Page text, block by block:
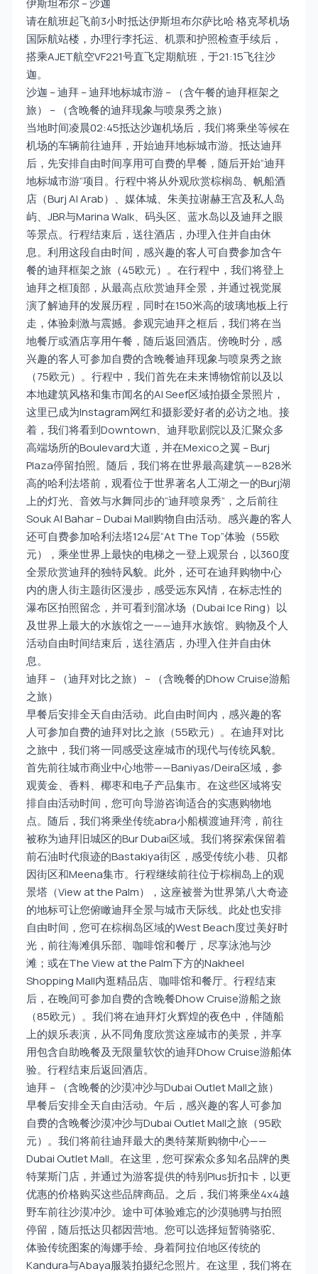
伊斯坦布尔 – 沙迦
请在航班起飞前3小时抵达伊斯坦布尔萨比哈·格克琴机场
国际航站楼，办理行李托运、机票和护照检查手续后，
搭乘AJET航空VF221号直飞定期航班，于21:15飞往沙
迦。
沙迦 – 迪拜 – 迪拜地标城市游 – （含午餐的迪拜框架之
旅） – （含晚餐的迪拜现象与喷泉秀之旅）
当地时间凌晨02:45抵达沙迦机场后，我们将乘坐等候在
机场的车辆前往迪拜，开始迪拜地标城市游。抵达迪拜
后，先安排自由时间享用可自费的早餐，随后开始“迪拜
地标城市游”项目。行程中将从外观欣赏棕榈岛、帆船酒
店（Burj Al Arab）、媒体城、朱美拉谢赫王宫及私人岛
屿、JBR与Marina Walk、码头区、蓝水岛以及迪拜之眼
等景点。行程结束后，送往酒店，办理入住并自由休
息。利用这段自由时间，感兴趣的客人可自费参加含午
餐的迪拜框架之旅（45欧元）。在行程中，我们将登上
迪拜之框顶部，从最高点欣赏迪拜全景，并通过视觉展
演了解迪拜的发展历程，同时在150米高的玻璃地板上行
走，体验刺激与震撼。参观完迪拜之框后，我们将在当
地餐厅或酒店享用午餐，随后返回酒店。傍晚时分，感
兴趣的客人可参加自费的含晚餐迪拜现象与喷泉秀之旅
（75欧元）。行程中，我们首先在未来博物馆前以及以
本地建筑风格和集市闻名的Al Seef区域拍摄全景照片，
这里已成为Instagram网红和摄影爱好者的必访之地。接
着，我们将看到Downtown、迪拜歌剧院以及汇聚众多
高端场所的Boulevard大道，并在Mexico之翼 – Burj
Plaza停留拍照。随后，我们将在世界最高建筑——828米
高的哈利法塔前，观看位于世界著名人工湖之一的Burj湖
上的灯光、音效与水舞同步的“迪拜喷泉秀”，之后前往
Souk Al Bahar – Dubai Mall购物自由活动。感兴趣的客人
还可自费参加哈利法塔124层“At The Top”体验（55欧
元），乘坐世界上最快的电梯之一登上观景台，以360度
全景欣赏迪拜的独特风貌。此外，还可在迪拜购物中心
内的唐人街主题街区漫步，感受远东风情，在标志性的
瀑布区拍照留念，并可看到溜冰场（Dubai Ice Ring）以
及世界上最大的水族馆之一——迪拜水族馆。购物及个人
活动自由时间结束后，送往酒店，办理入住并自由休
息。
迪拜 – （迪拜对比之旅） – （含晚餐的Dhow Cruise游船
之旅）
早餐后安排全天自由活动。此自由时间内，感兴趣的客
人可参加自费的迪拜对比之旅（55欧元）。在迪拜对比
之旅中，我们将一同感受这座城市的现代与传统风貌。
首先前往城市商业中心地带——Baniyas/Deira区域，参
观黄金、香料、椰枣和电子产品集市。在这些区域将安
排自由活动时间，您可向导游咨询适合的实惠购物地
点。随后，我们将乘坐传统abra小船横渡迪拜湾，前往
被称为迪拜旧城区的Bur Dubai区域。我们将探索保留着
前石油时代痕迹的Bastakiya街区，感受传统小巷、贝都
因街区和Meena集市。行程继续前往位于棕榈岛上的观
景塔（View at the Palm），这座被誉为世界第八大奇迹
的地标可让您俯瞰迪拜全景与城市天际线。此处也安排
自由时间，您可在棕榈岛区域的West Beach度过美好时
光，前往海滩俱乐部、咖啡馆和餐厅，尽享泳池与沙
滩；或在The View at the Palm下方的Nakheel
Shopping Mall内逛精品店、咖啡馆和餐厅。行程结束
后，在晚间可参加自费的含晚餐Dhow Cruise游船之旅
（85欧元）。我们将在迪拜灯火辉煌的夜色中，伴随船
上的娱乐表演，从不同角度欣赏这座城市的美景，并享
用包含自助晚餐及无限量软饮的迪拜Dhow Cruise游船体
验。行程结束后返回酒店。
迪拜 – （含晚餐的沙漠冲沙与Dubai Outlet Mall之旅）
早餐后安排全天自由活动。午后，感兴趣的客人可参加
自费的含晚餐沙漠冲沙与Dubai Outlet Mall之旅（95欧
元）。我们将前往迪拜最大的奥特莱斯购物中心——
Dubai Outlet Mall。在这里，您可探索众多知名品牌的奥
特莱斯门店，并通过为游客提供的特别Plus折扣卡，以更
优惠的价格购买这些品牌商品。之后，我们将乘坐4x4越
野车前往沙漠冲沙。途中可体验难忘的沙漠驰骋与拍照
停留，随后抵达贝都因营地。您可以选择短暂骑骆驼、
体验传统图案的海娜手绘、身着阿拉伯地区传统的
Kandura与Abaya服装拍摄纪念照片。在这里，我们将在